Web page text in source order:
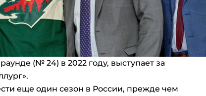
(№ 24) в 2022 году, выступает за
еще один сезон в России, прежде чем